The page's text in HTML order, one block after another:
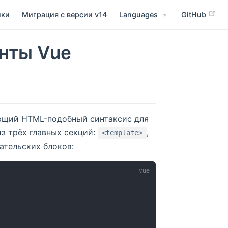
Миграция с версии v14 Languages GitHub
Vue
HTML-подобный синтаксис для
трёх главных секций: <template> ,
блоков: